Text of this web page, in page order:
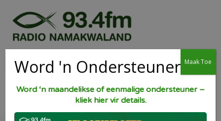
Word 'n Ondersteuner
Word ‘n maandelikse of eenmalige ondersteuner –
kliek hier vir details.
Maak Toe